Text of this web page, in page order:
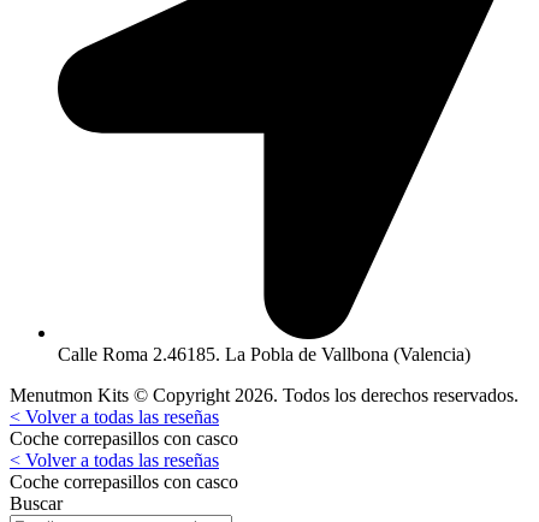
Calle Roma 2.46185. La Pobla de Vallbona (Valencia)
Menutmon Kits © Copyright 2026. Todos los derechos reservados.
< Volver a todas las reseñas
Coche correpasillos con casco
< Volver a todas las reseñas
Coche correpasillos con casco
Buscar